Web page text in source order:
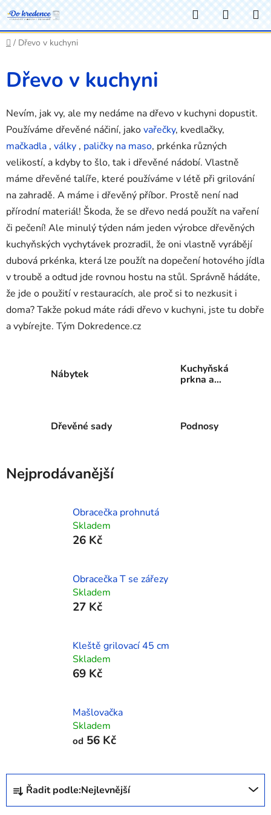
Přejít
na
obsah
Hledat
KOŠÍK
Domů
/ Dřevo v kuchyni
Dřevo v kuchyni
Nevím, jak vy, ale my nedáme na dřevo v kuchyni dopustit.
Používáme dřevěné náčiní, jakovařečky, kvedlačky,
mačkadla , války , paličky na maso, prkénka různých
velikostí, a kdyby to šlo, tak i dřevěné nádobí. Vlastně
máme dřevěné talíře, které používáme v létě při grilování
na zahradě. A máme i dřevěný příbor. Prostě není nad
přírodní materiál! Škoda, že se dřevo nedá použít na vaření
či pečení! Ale minulý týden nám jeden výrobce dřevěných
kuchyňských vychytávek prozradil, že oni vlastně vyrábějí
dubová prkénka, která lze použít na dopečení hotového jídla
v troubě a odtud jde rovnou hostu na stůl. Správně hádáte,
že jde o použití v restauracích, ale proč si to nezkusit i
doma? Takže pokud máte rádi dřevo v kuchyni, jste tu dobře
a vybírejte. Tým Dokredence.cz
Nábytek
Kuchyňská
prkna a
Dřevěné sady Podnosy
Nejprodávanější
Obracečka prohnutá
Skladem
26 Kč
Obracečka T se zářezy
Skladem
27 Kč
Kleště grilovací 45 cm
Skladem
69 Kč
Mašlovačka
Skladem
od 56 Kč
Ř
Řadit podle:Nejlevnější